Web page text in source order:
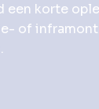
een korte
of